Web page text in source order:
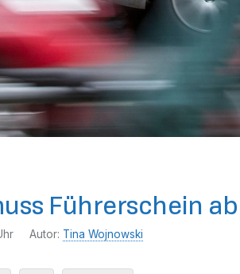
Führerschein
Autor: Tina Wojnowski